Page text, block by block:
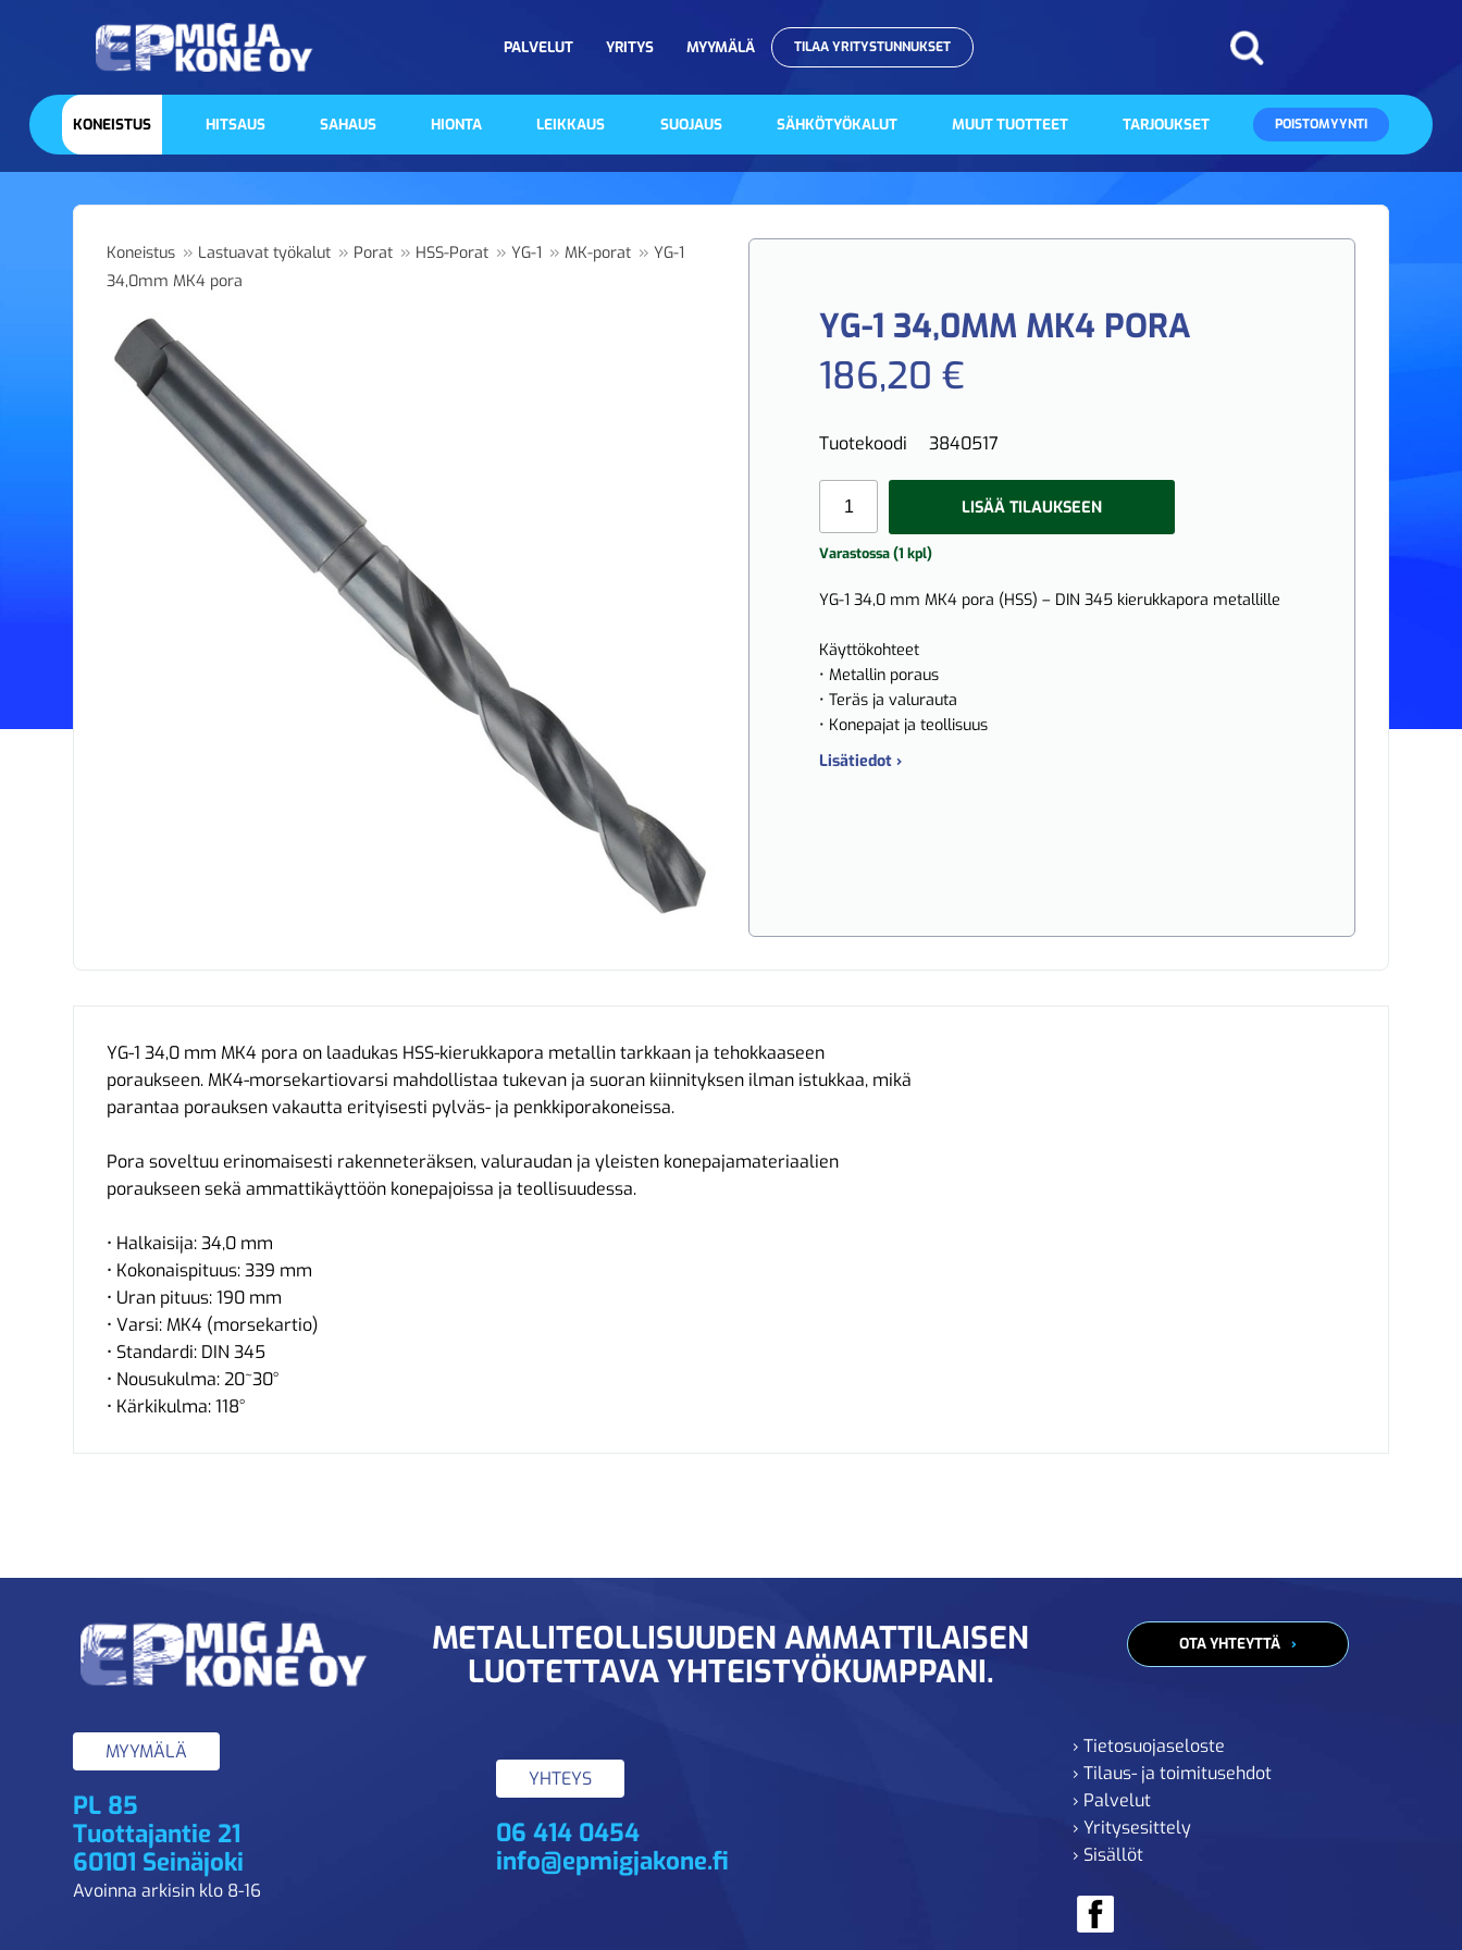
PALVELUT YRITYS MYYMÄLÄ TILAA YRITYSTUNNUKSET
KONEISTUS HITSAUS SAHAUS HIONTA LEIKKAUS SUOJAUS SÄHKÖTYÖKALUT MUUT TUOTTEET TARJOUKSET POISTOMYYNTI
Koneistus » Lastuavat työkalut » Porat » HSS-Porat »YG-1 »MK-porat »YG-1
34,0mm MK4 pora
YG-1 34,0MM MK4 PORA
186,20 €
Tuotekoodi 3840517
LISÄÄ TILAUKSEEN
Varastossa (1 kpl)
YG-1 34,0 mm MK4 pora (HSS) – DIN 345 kierukkapora metallille
Käyttökohteet
• Metallin poraus
• Teräs ja valurauta
• Konepajat ja teollisuus
Lisätiedot ›
YG-1 34,0 mm MK4 pora on laadukas HSS-kierukkapora metallin tarkkaan ja tehokkaaseen
poraukseen. MK4-morsekartiovarsi mahdollistaa tukevan ja suoran kiinnityksen ilman istukkaa, mikä
parantaa porauksen vakautta erityisesti pylväs- ja penkkiporakoneissa.
Pora soveltuu erinomaisesti rakenneteräksen, valuraudan ja yleisten konepajamateriaalien
poraukseen sekä ammattikäyttöön konepajoissa ja teollisuudessa.
• Halkaisija: 34,0 mm
• Kokonaispituus: 339 mm
• Uran pituus: 190 mm
• Varsi: MK4 (morsekartio)
• Standardi: DIN 345
• Nousukulma: 20~30°
• Kärkikulma: 118°
METALLITEOLLISUUDEN AMMATTILAISEN
LUOTETTAVA YHTEISTYÖKUMPPANI.
OTA YHTEYTTÄ
MYYMÄLÄ
PL 85
Tuottajantie 21
60101 Seinäjoki
Avoinna arkisin klo 8-16
YHTEYS
06 414 0454
info@epmigjakone.fi
› Tietosuojaseloste
› Tilaus- ja toimitusehdot
› Palvelut
› Yritysesittely
› Sisällöt